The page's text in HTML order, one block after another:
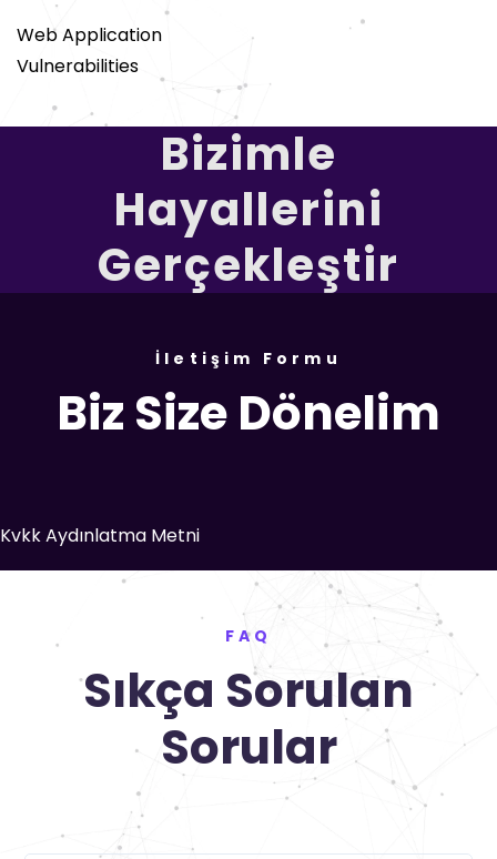
Web Application
Vulnerabilities
Bizimle
Hayallerini
Gerçekleştir
İletişim Formu
Biz Size Dönelim
Kvkk Aydınlatma Metni
FAQ
Sıkça Sorulan
Sorular